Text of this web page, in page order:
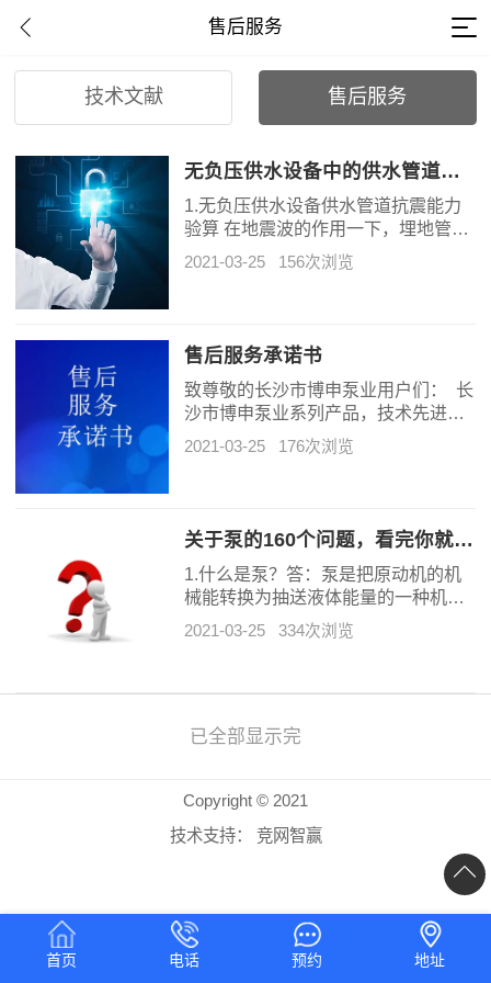
售后服务
技术文献 售后服务
无负压供水设备中的供水管道如何防震？
1.无负压供水设备供水管道抗震能力
验算 在地震波的作用一下，埋地管道
产生沿管轴向及垂直于轴向的波动变
形，其过量变形即为地震引发的震
震能力的验算。 在地震剪切波作用
下，埋地承插式管道的直线管段引起
的轴向变位在同一时刻是按正弦波的
波形变位的，其半个视波长度内管道
受拉，相邻半个视波长度内管道受
压。可以取半个视波长作为计算单
2021-03-25 156次浏览
售后服务承诺书
致尊敬的长沙市博申泵业用户们： 长
沙市博申泵业系列产品，技术先进，
质量稳定，符合多项国家标准。为使
阁下放心使用产品，本公司坚持在质
本公司将履行一贯的承诺，实行质量
三包，即：包修、包退、包换。
2021-03-25 176次浏览
关于泵的160个问题，看完你就是专家
1.什么是泵？答：泵是把原动机的机
械能转换为抽送液体能量的一种机
2021-03-25 334次浏览
已全部显示完
首页 电话 预约 地址
Copyright © 2021
技术支持：
竞网智赢